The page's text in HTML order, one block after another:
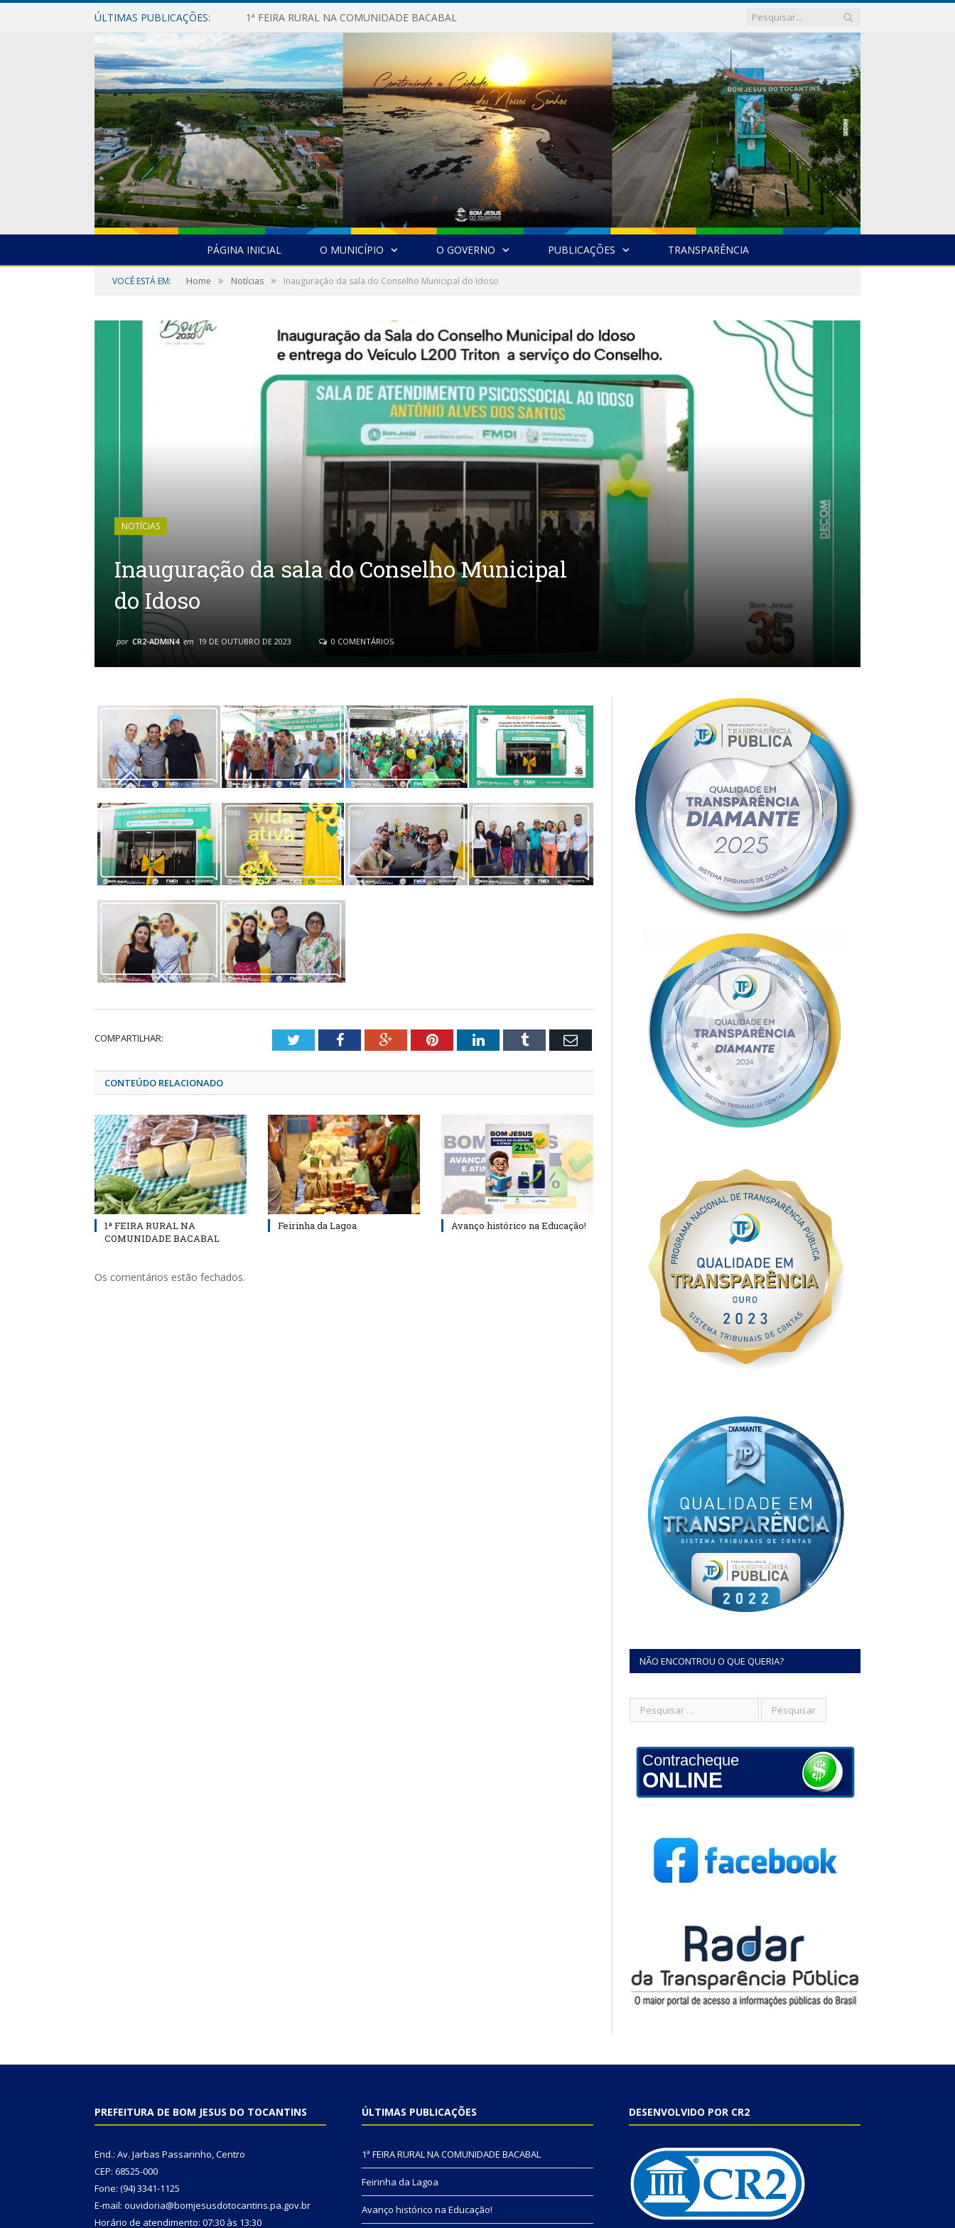
ÚLTIMAS PUBLICAÇÕES: 1ª FEIRA RURAL NA COMUNIDADE BACABAL
PÁGINA INICIAL O MUNICÍPIO O GOVERNO PUBLICAÇÕES TRANSPARÊNCIA
VOCÊ ESTÁ EM: Home » Notícias » Inauguração da sala do Conselho Municipal do Idoso
NOTÍCIAS
Inauguração da sala do Conselho Municipal
do Idoso
por CR2-ADMIN4 em 19 DE OUTUBRO DE 2023 0 COMENTÁRIOS
COMPARTILHAR: TwitterFacebookGoogle+PinterestLinkedInTumblr Email
CONTEÚDO RELACIONADO
1ª FEIRA RURAL NA
COMUNIDADE BACABAL
Feirinha da Lagoa Avanço histórico na Educação!
Os comentários estão fechados.
NÃO ENCONTROU O QUE QUERIA?
Contracheque
ONLINE
PREFEITURA DE BOM JESUS DO TOCANTINS
End.: Av. Jarbas Passarinho, Centro
CEP: 68525-000
Fone: (94) 3341-1125
E-mail: ouvidoria@bomjesusdotocantins.pa.gov.br
Horário de atendimento: 07:30 às 13:30
ÚLTIMAS PUBLICAÇÕES
1ª FEIRA RURAL NA COMUNIDADE BACABAL
Feirinha da Lagoa
Avanço histórico na Educação!
DESENVOLVIDO POR CR2